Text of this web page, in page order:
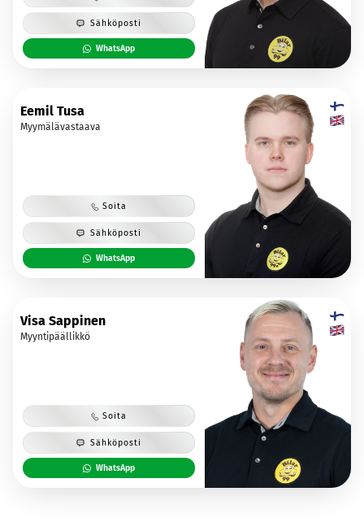
Sähköposti
WhatsApp
Eemil Tusa
Myymälävastaava
Soita
Sähköposti
WhatsApp
Visa Sappinen
Myyntipäällikkö
Soita
Sähköposti
WhatsApp